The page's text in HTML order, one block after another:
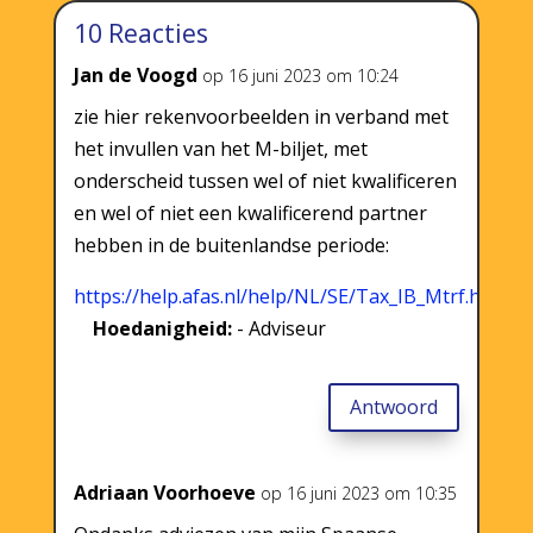
10 Reacties
Jan de Voogd op 16 juni 2023 om 10:24
zie hier rekenvoorbeelden in verband met
het invullen van het M-biljet, met
onderscheid tussen wel of niet kwalificeren
en wel of niet een kwalificerend partner
hebben in de buitenlandse periode:
https://help.afas.nl/help/NL/SE/Tax_IB_Mtrf.htm
Hoedanigheid:- Adviseur
Antwoord
Adriaan Voorhoeve op 16 juni 2023 om 10:35